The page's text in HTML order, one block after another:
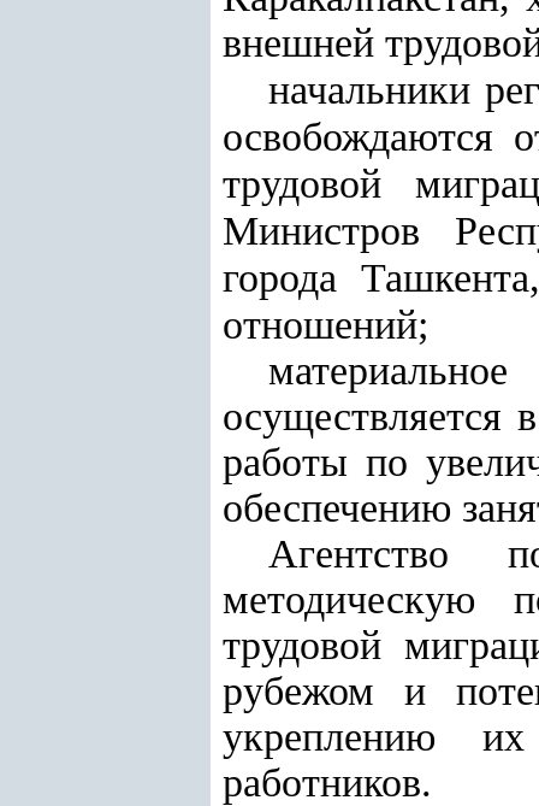
внешней
начальники
освобождаются
трудовой
Министров
города
отношений;
осуществляется
работы по
обеспечению
Агентство
методическую
трудовой
рубежом и
укреплению
работников.